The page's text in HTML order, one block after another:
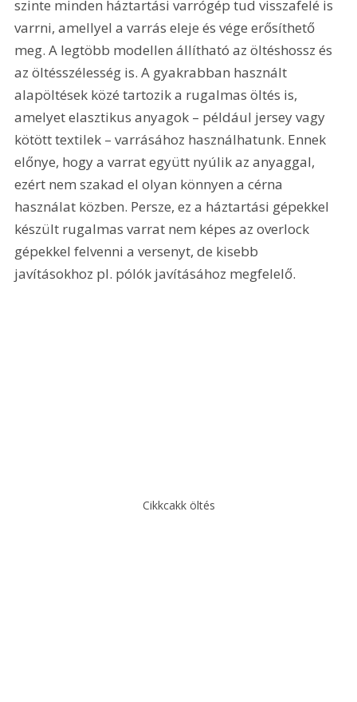
szinte minden háztartási varrógép tud visszafelé is
varrni, amellyel a varrás eleje és vége erősíthető
meg. A legtöbb modellen állítható az öltéshossz és
az öltésszélesség is. A gyakrabban használt
alapöltések közé tartozik a rugalmas öltés is,
amelyet elasztikus anyagok – például jersey vagy
kötött textilek – varrásához használhatunk. Ennek
előnye, hogy a varrat együtt nyúlik az anyaggal,
ezért nem szakad el olyan könnyen a cérna
használat közben. Persze, ez a háztartási gépekkel
készült rugalmas varrat nem képes az overlock
gépekkel felvenni a versenyt, de kisebb
javításokhoz pl. pólók javításához megfelelő.
Cikkcakk öltés